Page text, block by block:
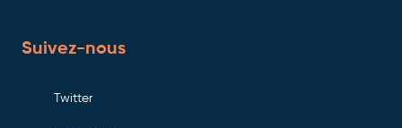
Suivez-nous
Twitter